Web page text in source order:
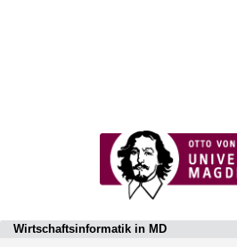
Wirtschaftsinformatik in MD